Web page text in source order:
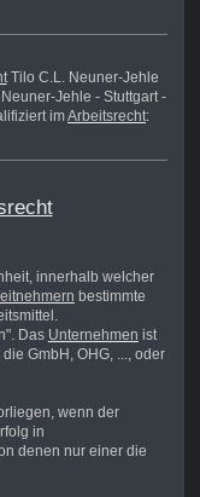
Tilo C.L. Neuner-Jehle
Jehle - Stuttgart -
imArbeitsrecht:
innerhalb welcher
bestimmte
Das Unternehmen ist
GmbH, OHG, ..., oder
wenn der
in
denen nur einer die